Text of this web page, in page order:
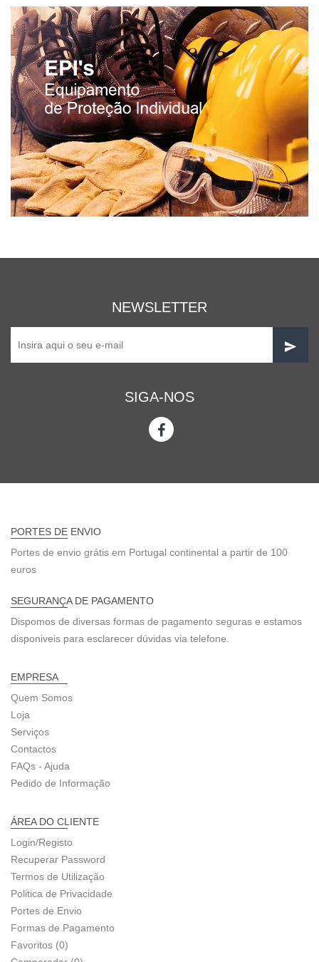
NEWSLETTER
SIGA-NOS
PORTES DE ENVIO
Portes de envio grátis em Portugal continental a partir de 100
euros
SEGURANÇA DE PAGAMENTO
Dispomos de diversas formas de pagamento seguras e estamos
disponiveis para esclarecer dúvidas via telefone.
EMPRESA
Quem Somos
Loja
Serviços
Contactos
FAQs - Ajuda
Pedido de Informação
ÁREA DO CLIENTE
Login/Registo
Recuperar Password
Termos de Utilização
Politica de Privacidade
Portes de Envio
Formas de Pagamento
Favoritos (0)